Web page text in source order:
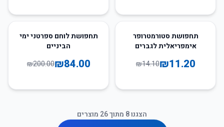
21תחפושת סטורמטרופר
אימפריאלית לגברים
₪11.20
₪14.10
58%תחפושת לוחם ספרטני ימי
הביניים
₪84.00
₪200.00
הצגנו8 מתוך26 מוצרים